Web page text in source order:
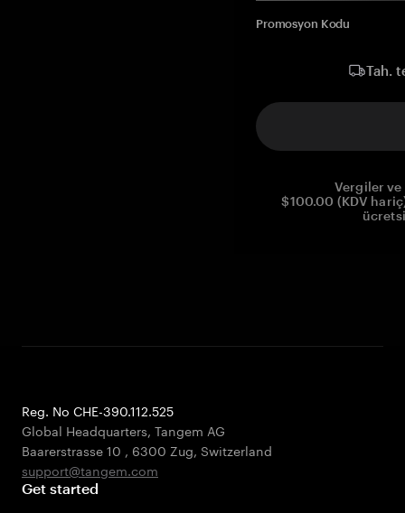
Promosyon Kodu
Tah.
Vergiler
$100.00 (KDV
Reg. No CHE-390.112.525
Global Headquarters, Tangem AG
Baarerstrasse 10 , 6300 Zug, Switzerland
support@tangem.com
Get started